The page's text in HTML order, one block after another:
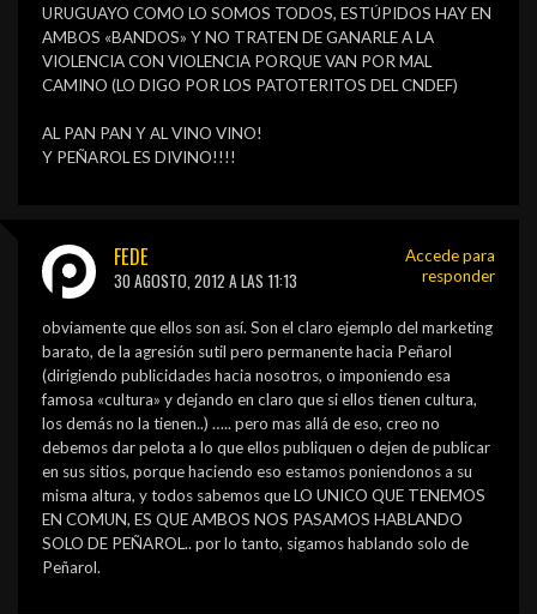
URUGUAYO COMO LO SOMOS TODOS, ESTÚPIDOS HAY EN
AMBOS «BANDOS» Y NO TRATEN DE GANARLE A LA
VIOLENCIA CON VIOLENCIA PORQUE VAN POR MAL
CAMINO (LO DIGO POR LOS PATOTERITOS DEL CNDEF)
AL PAN PAN Y AL VINO VINO!
Y PEÑAROL ES DIVINO!!!!
FEDE
30 AGOSTO, 2012 A LAS 11:13
obviamente que ellos son así. Son el claro ejemplo del marketing
barato, de la agresión sutil pero permanente hacia Peñarol
(dirigiendo publicidades hacia nosotros, o imponiendo esa
famosa «cultura» y dejando en claro que si ellos tienen cultura,
los demás no la tienen..) ….. pero mas allá de eso, creo no
debemos dar pelota a lo que ellos publiquen o dejen de publicar
en sus sitios, porque haciendo eso estamos poniendonos a su
misma altura, y todos sabemos que LO UNICO QUE TENEMOS
EN COMUN, ES QUE AMBOS NOS PASAMOS HABLANDO
SOLO DE PEÑAROL.. por lo tanto, sigamos hablando solo de
Peñarol.
Accede para
responder